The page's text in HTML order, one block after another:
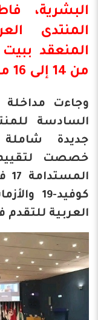
البشرية،
المنتدى
المنعقد
من 14 إلى 16 مارس الجاري.
وجاءت
السادسة
جديدة
كوفيد-
العربية